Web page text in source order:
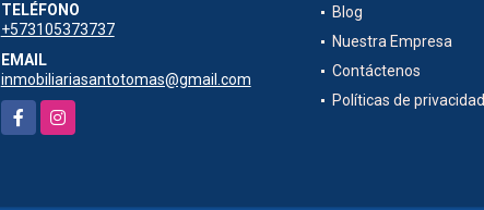
TELÉFONO
+573105373737
EMAIL
inmobiliariasantotomas@gmail.com
FacebookInstagram
Blog
Nuestra Empresa
Contáctenos
Políticas de privacidad